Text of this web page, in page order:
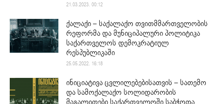
21.03.2023. 00:12
ქალაქი – საქალაქო თვითმმართველობის
რეფორმა და მუნიციპალური პოლიტიკა
საქართველოს დემოკრატიულ
რესპუბლიკაში
25.05.2022. 16:18
ინიციატივა ცვლილებებისათვის – სათემო
და სამოქალაქო სოლიდარობის